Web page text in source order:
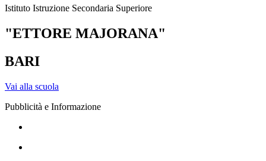
Istituto Istruzione Secondaria Superiore
"ETTORE MAJORANA"
BARI
Vai alla scuola
Pubblicità e Informazione